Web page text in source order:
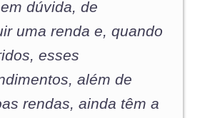
dúvida, de
uma renda e, quando
esses
além de
rendas, ainda têm a